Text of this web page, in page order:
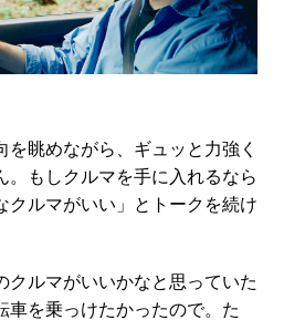
眺めながら、ギュッと力強く
。もしクルマを手に入れるなら
クルマがいい」とトークを続け
クルマがいいかなと思っていた
車を乗っけたかったので。た